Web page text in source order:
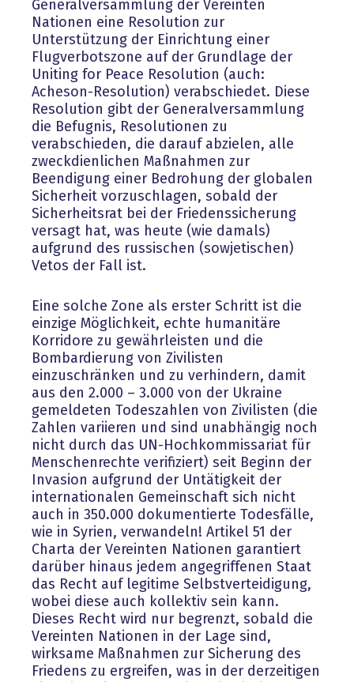
Generalversammlung der Vereinten
Nationen eine Resolution zur
Unterstützung der Einrichtung einer
Flugverbotszone auf der Grundlage der
Uniting for Peace Resolution (auch:
Acheson-Resolution) verabschiedet. Diese
Resolution gibt der Generalversammlung
die Befugnis, Resolutionen zu
verabschieden, die darauf abzielen, alle
zweckdienlichen Maßnahmen zur
Beendigung einer Bedrohung der globalen
Sicherheit vorzuschlagen, sobald der
Sicherheitsrat bei der Friedenssicherung
versagt hat, was heute (wie damals)
aufgrund des russischen (sowjetischen)
Vetos der Fall ist.
Eine solche Zone als erster Schritt ist die
einzige Möglichkeit, echte humanitäre
Korridore zu gewährleisten und die
Bombardierung von Zivilisten
einzuschränken und zu verhindern, damit
aus den 2.000 – 3.000 von der Ukraine
gemeldeten Todeszahlen von Zivilisten (die
Zahlen variieren und sind unabhängig noch
nicht durch das UN-Hochkommissariat für
Menschenrechte verifiziert) seit Beginn der
Invasion aufgrund der Untätigkeit der
internationalen Gemeinschaft sich nicht
auch in 350.000 dokumentierte Todesfälle,
wie in Syrien, verwandeln! Artikel 51 der
Charta der Vereinten Nationen garantiert
darüber hinaus jedem angegriffenen Staat
das Recht auf legitime Selbstverteidigung,
wobei diese auch kollektiv sein kann.
Dieses Recht wird nur begrenzt, sobald die
Vereinten Nationen in der Lage sind,
wirksame Maßnahmen zur Sicherung des
Friedens zu ergreifen, was in der derzeitigen